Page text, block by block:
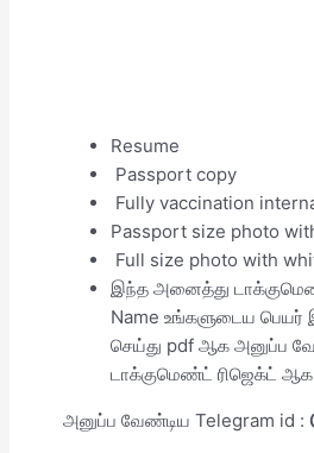
Resume
Passport copy
Fully vaccination
Passport size photo
Full size photo with
இந்த அனைத்து
Name உங்களுடைய
செய்து pdf ஆக அனுப்ப
டாக்குமெண்ட் ரிஜெக்ட் ஆக
அனுப்ப வேண்டிய Telegram id :